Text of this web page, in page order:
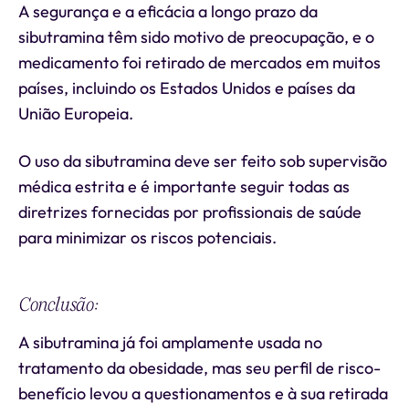
A segurança e a eficácia a longo prazo da
sibutramina têm sido motivo de preocupação, e o
medicamento foi retirado de mercados em muitos
países, incluindo os Estados Unidos e países da
União Europeia.
O uso da sibutramina deve ser feito sob supervisão
médica estrita e é importante seguir todas as
diretrizes fornecidas por profissionais de saúde
para minimizar os riscos potenciais.
Conclusão:
A sibutramina já foi amplamente usada no
tratamento da obesidade, mas seu perfil de risco-
benefício levou a questionamentos e à sua retirada